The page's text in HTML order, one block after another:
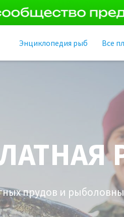
Энциклопедия рыб Все
прудов и